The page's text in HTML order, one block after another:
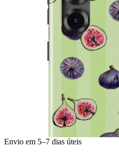
Envio em 5–7 dias úteis